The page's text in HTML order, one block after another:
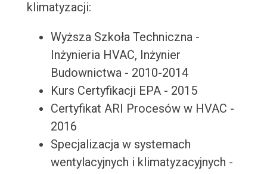
klimatyzacji:
Wyższa Szkoła Techniczna -
Inżynieria HVAC, Inżynier
Budownictwa - 2010-2014
Kurs Certyfikacji EPA - 2015
Certyfikat ARI Procesów w HVAC -
2016
Specjalizacja w systemach
wentylacyjnych i klimatyzacyjnych -